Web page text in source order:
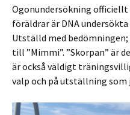
Ögonundersökning officiellt
föräldrar är DNA
Utställd med bedömningen;
till ”Mimmi”. ”Skorpan” är
är också väldigt
valp och på utställning som